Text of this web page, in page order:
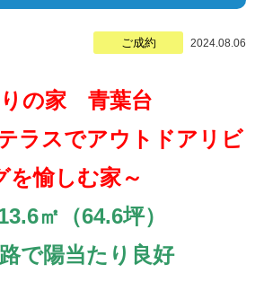
ご成約 2024.08.06
りの家 青葉台
ラスでアウトドアリビ
を愉しむ家～
㎡（64.6坪）
で陽当たり良好